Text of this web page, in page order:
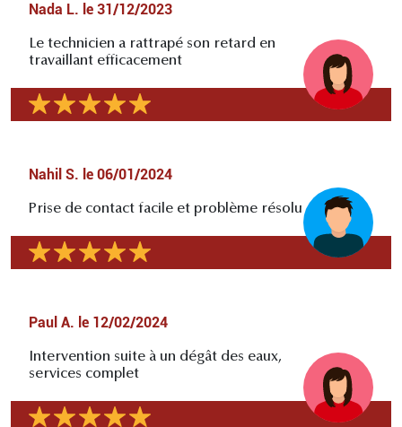
Nada L. le 31/12/2023
Le technicien a rattrapé son retard en
travaillant efficacement
Nahil S. le 06/01/2024
Prise de contact facile et problème résolu
Paul A. le 12/02/2024
Intervention suite à un dégât des eaux,
services complet